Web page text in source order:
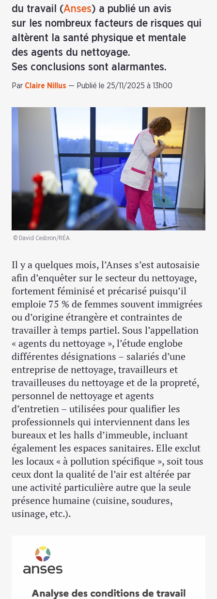
du travail (Anses) a publié un avis
sur les nombreux facteurs de risques qui
altèrent la santé physique et mentale
des agents du nettoyage.
Ses conclusions sont alarmantes.
Par Claire Nillus — Publié le 25/11/2025 à 13h00
© David Cesbron/RÉA
Il y a quelques mois, l’Anses s’est autosaisie
afin d’enquêter sur le secteur du nettoyage,
fortement féminisé et précarisé puisqu’il
emploie 75 % de femmes souvent immigrées
ou d’origine étrangère et contraintes de
travailler à temps partiel. Sous l’appellation
« agents du nettoyage », l’étude englobe
différentes désignations – salariés d’une
entreprise de nettoyage, travailleurs et
travailleuses du nettoyage et de la propreté,
personnel de nettoyage et agents
d’entretien – utilisées pour qualifier les
professionnels qui interviennent dans les
bureaux et les halls d’immeuble, incluant
également les espaces sanitaires. Elle exclut
les locaux « à pollution spécifique », soit tous
ceux dont la qualité de l’air est altérée par
une activité particulière autre que la seule
présence humaine (cuisine, soudures,
usinage, etc.).